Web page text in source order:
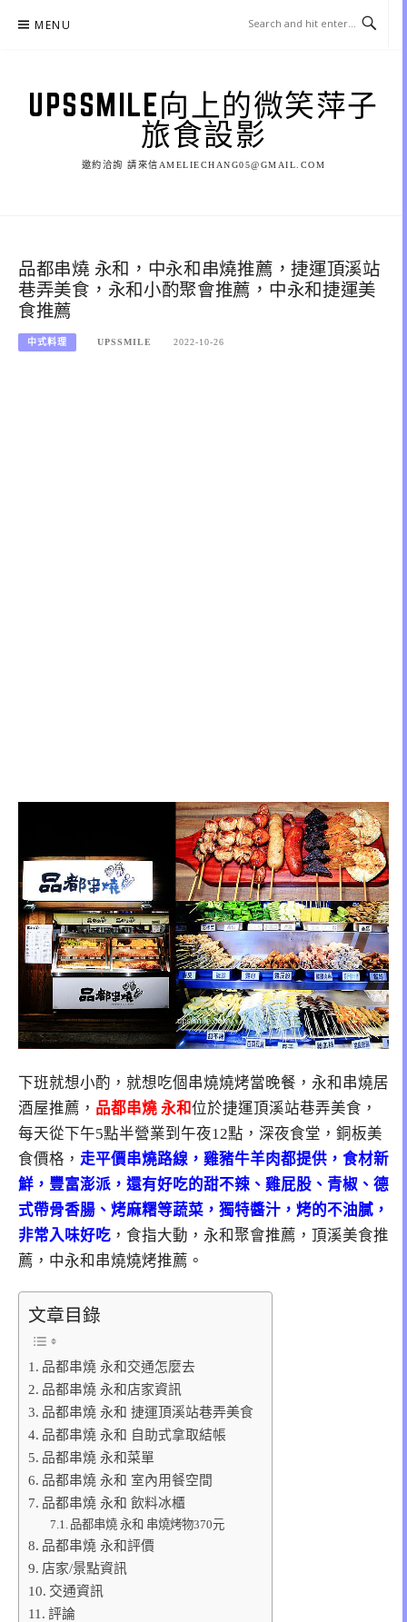
MENU
UPSSMILE向上的微笑萍子
旅食設影
邀約洽詢 請來信AMELIECHANG05@GMAIL.COM
品都串燒 永和，中永和串燒推薦，捷運頂溪站
巷弄美食，永和小酌聚會推薦，中永和捷運美
食推薦
中式料理 UPSSMILE 2022-10-26
下班就想小酌，就想吃個串燒燒烤當晚餐，永和串燒居
酒屋推薦， 品都串燒 永和位於捷運頂溪站巷弄美食，
每天從下午5點半營業到午夜12點，深夜食堂，銅板美
食價格， 走平價串燒路線，雞豬牛羊肉都提供，食材新
鮮，豐富澎派，還有好吃的甜不辣、雞屁股、青椒、德
式帶骨香腸、烤麻糬等蔬菜，獨特醬汁，烤的不油膩，
非常入味好吃 ，食指大動，永和聚會推薦，頂溪美食推
薦，中永和串燒燒烤推薦。
文章目錄
品都串燒 永和交通怎麼去
品都串燒 永和店家資訊
品都串燒 永和 捷運頂溪站巷弄美食
品都串燒 永和 自助式拿取結帳
品都串燒 永和菜單
品都串燒 永和 室內用餐空間
品都串燒 永和 飲料冰櫃
品都串燒 永和 串燒烤物370元
品都串燒 永和評價
店家/景點資訊
交通資訊
評論